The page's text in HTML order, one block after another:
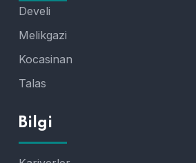
Develi
Melikgazi
Kocasinan
Talas
Bilgi